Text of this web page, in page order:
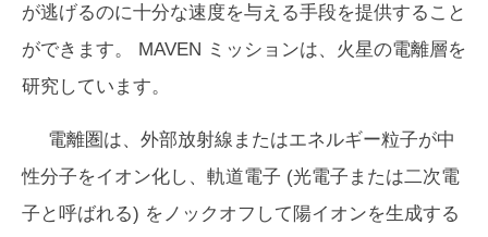
が逃げるのに十分な速度を与える手段を提供すること
ができます。 MAVEN ミッションは、火星の電離層を
研究しています。
電離圏は、外部放射線またはエネルギー粒子が中
性分子をイオン化し、軌道電子 (光電子または二次電
子と呼ばれる) をノックオフして陽イオンを生成する